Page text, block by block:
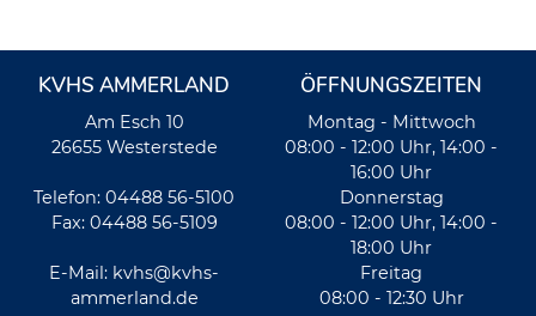
KVHS AMMERLAND
Am Esch 10
26655 Westerstede
Telefon: 04488 56-5100
Fax: 04488 56-5109
E-Mail: kvhs@kvhs-
ammerland.de
ÖFFNUNGSZEITEN
Montag - Mittwoch
08:00 - 12:00 Uhr, 14:00 -
16:00 Uhr
Donnerstag
08:00 - 12:00 Uhr, 14:00 -
18:00 Uhr
Freitag
08:00 - 12:30 Uhr